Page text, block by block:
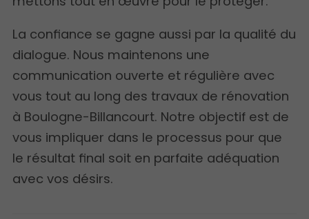
La confiance se gagne aussi par la qualité du
dialogue. Nous maintenons une
communication ouverte et régulière avec
vous tout au long des travaux de rénovation
à Boulogne-Billancourt. Notre objectif est de
vous impliquer dans le processus pour que
le résultat final soit en parfaite adéquation
avec vos désirs.